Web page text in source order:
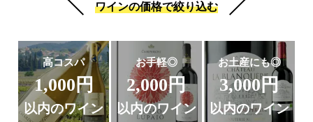
ワインの価格で絞り込む
高コスパ
1,000円
以内のワイン
お手軽◎
2,000円
以内のワイン
お土産にも◎
3,000円
以内のワイン